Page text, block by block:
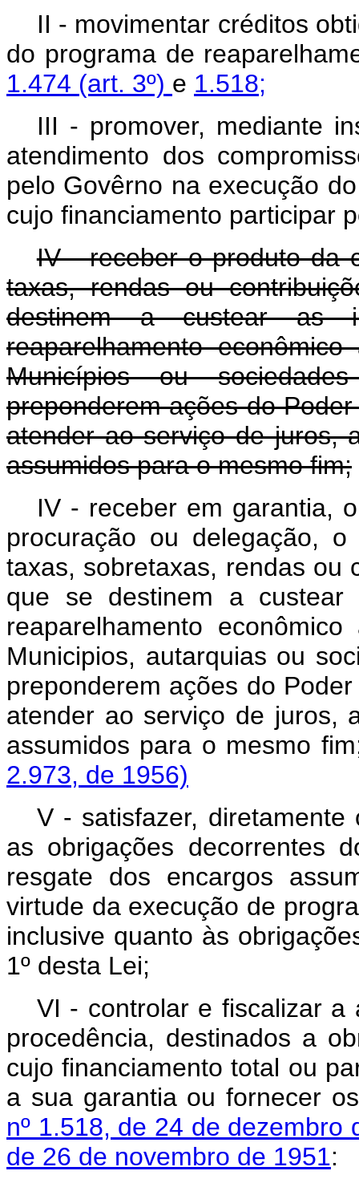
II - movimentar créditos
do programa de
1.474 (art. 3º) e 1.518;
III - promover, mediante
atendimento dos
pelo Govêrno na execução
cujo financiamento participar
IV - receber o produto da
taxas, rendas ou
destinem a custear as
reaparelhamento
Municípios ou
preponderem ações do
atender ao serviço de juros,
assumidos para o mesmo fim;
IV - receber em garantia,
procuração ou delegação,
taxas, sobretaxas, rendas ou
que se destinem a
reaparelhamento
Municipios, autarquias ou
preponderem ações do
atender ao serviço de juros,
assumidos para o
2.973, de 1956)
V - satisfazer,
as obrigações decorrentes
resgate dos encargos
virtude da execução de
inclusive quanto às
1º desta Lei;
VI - controlar e fiscalizar a
procedência, destinados a
cujo financiamento total ou
a sua garantia ou fornecer
nº 1.518, de 24 de dezembro
de 26 de novembro de 1951: